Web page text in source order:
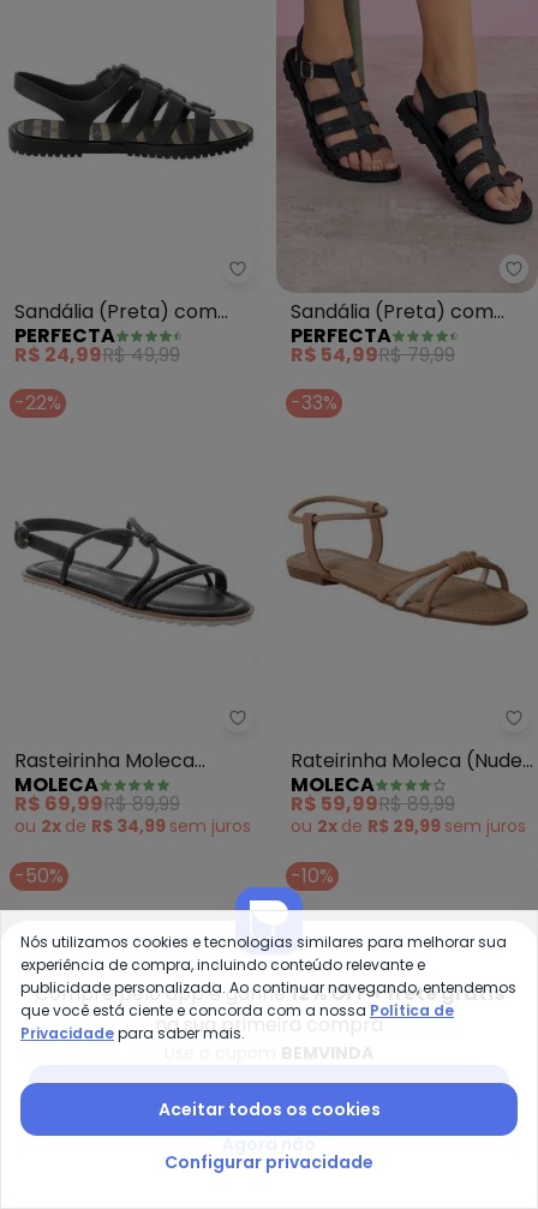
Perfecta - Sandália (Preta)
Sandália (Preta) com
Fechamento em Botões
PERFECTA
R$ 24,99R$ 49,99
Sandália (Preta) com
Cabedal Vazado
PERFECTA
R$ 54,99R$ 79,99
-22%
Moleca - Rasteirinha Moleca
Rasteirinha Moleca
(Preto) em Sintético
MOLECA
R$ 69,99R$ 89,99
ou 2x de R$ 34,99 sem juros
-33%
Rateirinha Moleca (Nude)
em Sintético
MOLECA
R$ 59,99R$ 89,99
ou 2x de R$ 29,99 sem juros
-50%
Moleca - Rasteira Moleca
-10%
Compre pelo app e ganhe12% OFF + frete grátis
na sua primeira compra
Nós utilizamos cookies e tecnologias similares para melhorar sua
experiência de compra, incluindo conteúdo relevante e
publicidade personalizada. Ao continuar navegando, entendemos
que você está ciente e concorda com a nossa Política de
Privacidadepara saber mais.
Aceitar todos os cookies
Configurar privacidade